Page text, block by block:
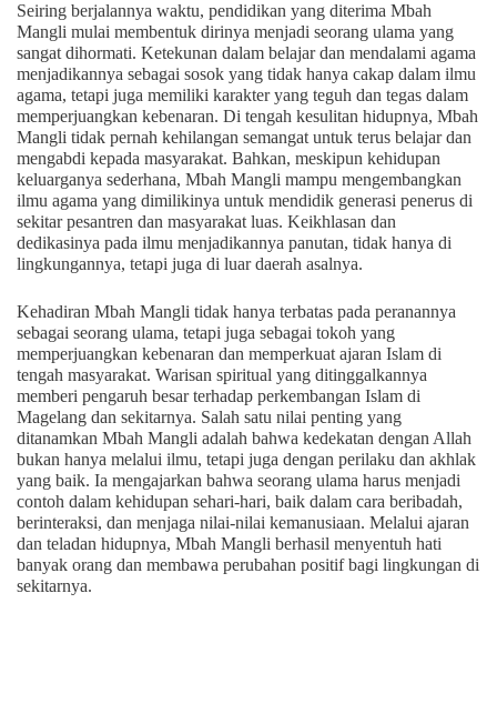
Seiring berjalannya waktu, pendidikan yang diterima Mbah
Mangli mulai membentuk dirinya menjadi seorang ulama yang
sangat dihormati. Ketekunan dalam belajar dan mendalami agama
menjadikannya sebagai sosok yang tidak hanya cakap dalam ilmu
agama, tetapi juga memiliki karakter yang teguh dan tegas dalam
memperjuangkan kebenaran. Di tengah kesulitan hidupnya, Mbah
Mangli tidak pernah kehilangan semangat untuk terus belajar dan
mengabdi kepada masyarakat. Bahkan, meskipun kehidupan
keluarganya sederhana, Mbah Mangli mampu mengembangkan
ilmu agama yang dimilikinya untuk mendidik generasi penerus di
sekitar pesantren dan masyarakat luas. Keikhlasan dan
dedikasinya pada ilmu menjadikannya panutan, tidak hanya di
lingkungannya, tetapi juga di luar daerah asalnya.
Kehadiran Mbah Mangli tidak hanya terbatas pada peranannya
sebagai seorang ulama, tetapi juga sebagai tokoh yang
memperjuangkan kebenaran dan memperkuat ajaran Islam di
tengah masyarakat. Warisan spiritual yang ditinggalkannya
memberi pengaruh besar terhadap perkembangan Islam di
Magelang dan sekitarnya. Salah satu nilai penting yang
ditanamkan Mbah Mangli adalah bahwa kedekatan dengan Allah
bukan hanya melalui ilmu, tetapi juga dengan perilaku dan akhlak
yang baik. Ia mengajarkan bahwa seorang ulama harus menjadi
contoh dalam kehidupan sehari-hari, baik dalam cara beribadah,
berinteraksi, dan menjaga nilai-nilai kemanusiaan. Melalui ajaran
dan teladan hidupnya, Mbah Mangli berhasil menyentuh hati
banyak orang dan membawa perubahan positif bagi lingkungan di
sekitarnya.